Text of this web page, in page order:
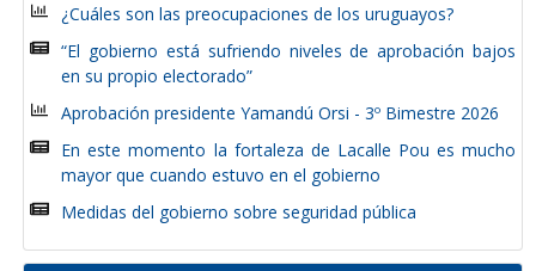
¿Cuáles son las preocupaciones de los uruguayos?
“El gobierno está sufriendo niveles de aprobación bajos
en su propio electorado”
Aprobación presidente Yamandú Orsi - 3º Bimestre 2026
En este momento la fortaleza de Lacalle Pou es mucho
mayor que cuando estuvo en el gobierno
Medidas del gobierno sobre seguridad pública